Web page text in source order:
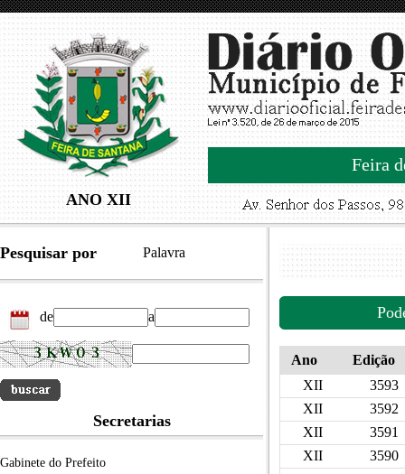
ANO XII
Feira
Pesquisar por Palavra
de a
Secretarias
Gabinete do Prefeito
Ano
Edição
XII
3593
XII
3592
XII
3591
XII
3590